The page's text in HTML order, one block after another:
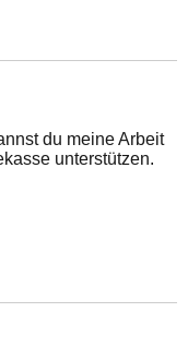
du meine Arbeit
unterstützen.